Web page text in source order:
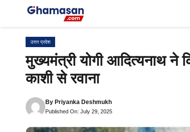
उत्तर प्रदेश
मुख्यमंत्री योगी आदित्यनाथ ने
काशी से रवाना
By Priyanka Deshmukh
Published On: July 29, 2025